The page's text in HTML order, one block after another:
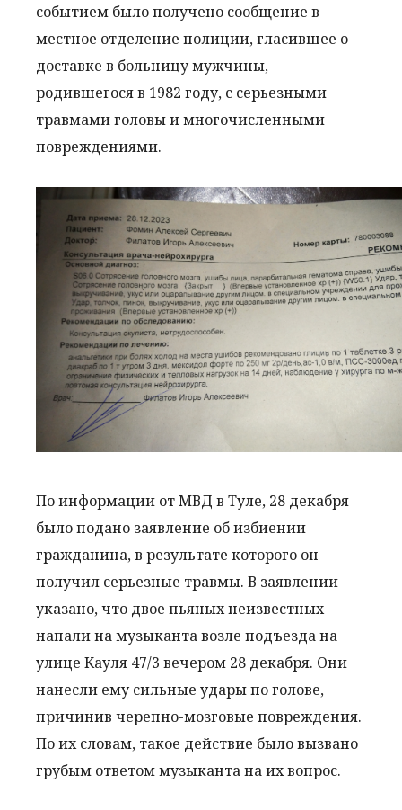
событием было получено сообщение в
местное отделение полиции, гласившее о
доставке в больницу мужчины,
родившегося в 1982 году, с серьезными
травмами головы и многочисленными
повреждениями.
По информации от МВД в Туле, 28 декабря
было подано заявление об избиении
гражданина, в результате которого он
получил серьезные травмы. В заявлении
указано, что двое пьяных неизвестных
напали на музыканта возле подъезда на
улице Кауля 47/3 вечером 28 декабря. Они
нанесли ему сильные удары по голове,
причинив черепно-мозговые повреждения.
По их словам, такое действие было вызвано
грубым ответом музыканта на их вопрос.